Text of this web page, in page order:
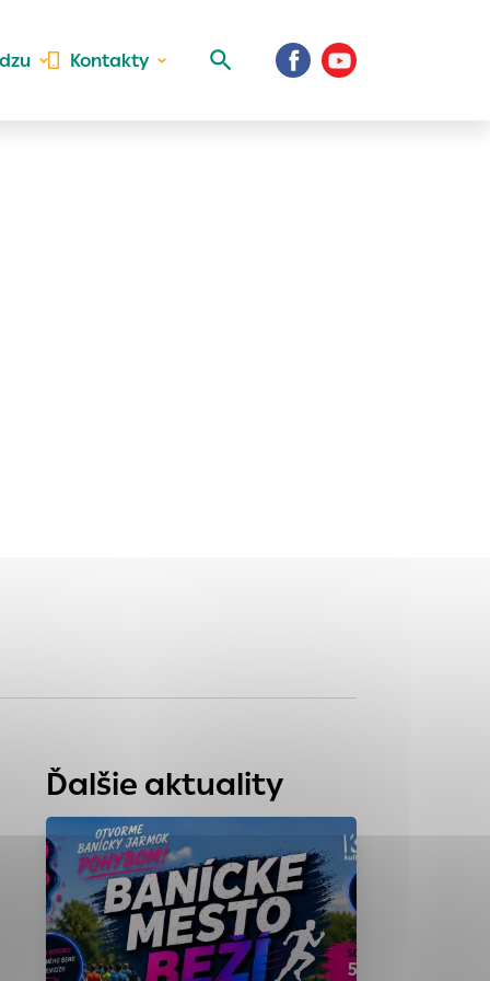
Kontakty
Ďalšie aktuality
Vaše prihlásenie
oblastiam